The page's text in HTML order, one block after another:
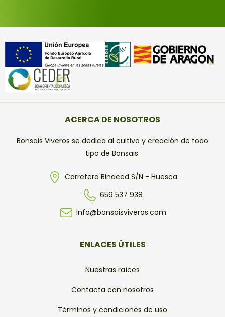
ACERCA DE NOSOTROS
Bonsais Viveros se dedica al cultivo y creación de todo
tipo de Bonsais.
Carretera Binaced S/N - Huesca
659 537 938
info@bonsaisviveros.com
ENLACES ÚTILES
Nuestras raíces
Contacta con nosotros
Términos y condiciones de uso